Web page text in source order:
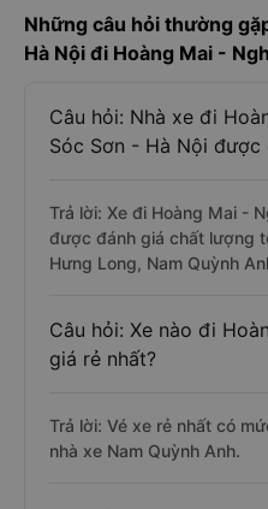
Những câu hỏi thường
Hà Nội đi Hoàng Mai -
Câu hỏi: Nhà xe đi
Sóc Sơn - Hà Nội
Trả lời: Xe đi Hoàng Mai -
được đánh giá chất lượng
Hưng Long, Nam Quỳnh
Câu hỏi: Xe nào đi
giá rẻ nhất?
Trả lời: Vé xe rẻ nhất có
nhà xe Nam Quỳnh Anh.